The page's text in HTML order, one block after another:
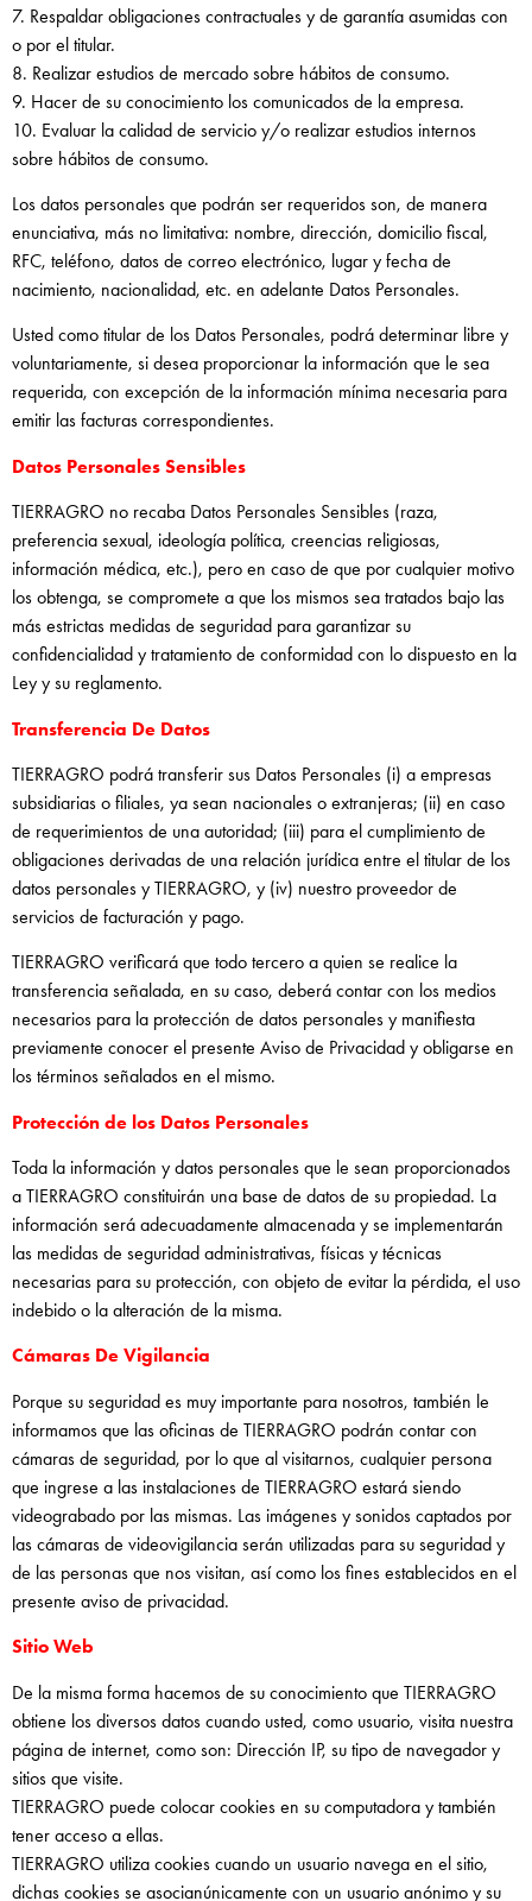
7. Respaldar obligaciones contractuales y de garantía asumidas con
o por el titular.
8. Realizar estudios de mercado sobre hábitos de consumo.
9. Hacer de su conocimiento los comunicados de la empresa.
10. Evaluar la calidad de servicio y/o realizar estudios internos
sobre hábitos de consumo.
Los datos personales que podrán ser requeridos son, de manera
enunciativa, más no limitativa: nombre, dirección, domicilio fiscal,
RFC, teléfono, datos de correo electrónico, lugar y fecha de
nacimiento, nacionalidad, etc. en adelante Datos Personales.
Usted como titular de los Datos Personales, podrá determinar libre y
voluntariamente, si desea proporcionar la información que le sea
requerida, con excepción de la información mínima necesaria para
emitir las facturas correspondientes.
Datos Personales Sensibles
TIERRAGRO no recaba Datos Personales Sensibles (raza,
preferencia sexual, ideología política, creencias religiosas,
información médica, etc.), pero en caso de que por cualquier motivo
los obtenga, se compromete a que los mismos sea tratados bajo las
más estrictas medidas de seguridad para garantizar su
confidencialidad y tratamiento de conformidad con lo dispuesto en la
Ley y su reglamento.
Transferencia De Datos
TIERRAGRO podrá transferir sus Datos Personales (i) a empresas
subsidiarias o filiales, ya sean nacionales o extranjeras; (ii) en caso
de requerimientos de una autoridad; (iii) para el cumplimiento de
obligaciones derivadas de una relación jurídica entre el titular de los
datos personales y TIERRAGRO, y (iv) nuestro proveedor de
servicios de facturación y pago.
TIERRAGRO verificará que todo tercero a quien se realice la
transferencia señalada, en su caso, deberá contar con los medios
necesarios para la protección de datos personales y manifiesta
previamente conocer el presente Aviso de Privacidad y obligarse en
los términos señalados en el mismo.
Protección de los Datos Personales
Toda la información y datos personales que le sean proporcionados
a TIERRAGRO constituirán una base de datos de su propiedad. La
información será adecuadamente almacenada y se implementarán
las medidas de seguridad administrativas, físicas y técnicas
necesarias para su protección, con objeto de evitar la pérdida, el uso
indebido o la alteración de la misma.
Cámaras De Vigilancia
Porque su seguridad es muy importante para nosotros, también le
informamos que las oficinas de TIERRAGRO podrán contar con
cámaras de seguridad, por lo que al visitarnos, cualquier persona
que ingrese a las instalaciones de TIERRAGRO estará siendo
videograbado por las mismas. Las imágenes y sonidos captados por
las cámaras de videovigilancia serán utilizadas para su seguridad y
de las personas que nos visitan, así como los fines establecidos en el
presente aviso de privacidad.
Sitio Web
De la misma forma hacemos de su conocimiento que TIERRAGRO
obtiene los diversos datos cuando usted, como usuario, visita nuestra
página de internet, como son: Dirección IP, su tipo de navegador y
sitios que visite.
TIERRAGRO puede colocar cookies en su computadora y también
tener acceso a ellas.
TIERRAGRO utiliza cookies cuando un usuario navega en el sitio,
dichas cookies se asocianúnicamente con un usuario anónimo y su